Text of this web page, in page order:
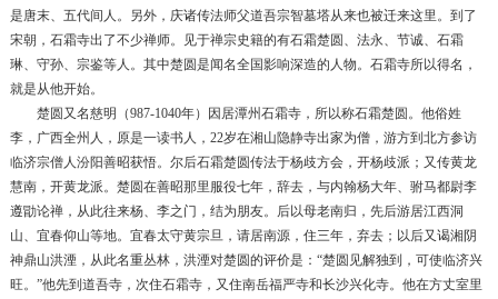
是唐末、五代间人。另外，庆诸传法师父道吾宗智墓塔从来也被迁来这里。到了
宋朝，石霜寺出了不少禅师。见于禅宗史籍的有石霜楚圆、法永、节诚、石霜
琳、守孙、宗鉴等人。其中楚圆是闻名全国影响深造的人物。石霜寺所以得名，
就是从他开始。
楚圆又名慈明（987-1040年）因居潭州石霜寺，所以称石霜楚圆。他俗姓
李，广西全州人，原是一读书人，22岁在湘山隐静寺出家为僧，游方到北方参访
临济宗僧人汾阳善昭获悟。尔后石霜楚圆传法于杨歧方会，开杨歧派；又传黄龙
慧南，开黄龙派。楚圆在善昭那里服役七年，辞去，与内翰杨大年、驸马都尉李
遵勖论禅，从此往来杨、李之门，结为朋友。后以母老南归，先后游居江西洞
山、宜春仰山等地。宜春太守黄宗旦，请居南源，住三年，弃去；以后又谒湘阴
神鼎山洪湮，从此名重丛林，洪湮对楚圆的评价是：“楚圆见解独到，可使临济兴
旺。”他先到道吾寺，次住石霜寺，又住南岳福严寺和长沙兴化寺。他在方丈室里